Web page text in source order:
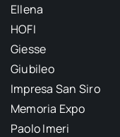
Ellena
HOFI
Giesse
Giubileo
Impresa San Siro
Memoria Expo
Paolo Imeri